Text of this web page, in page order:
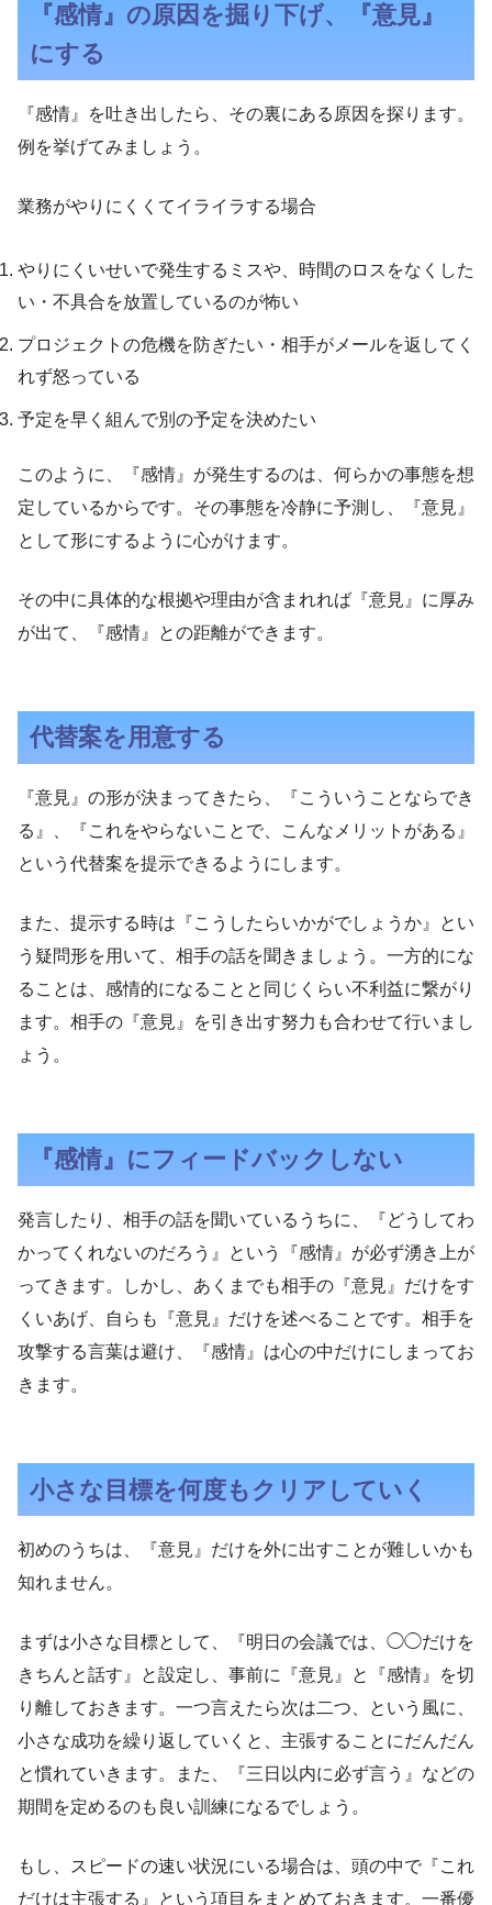
『感情』の原因を掘り下げ、『意見』
にする
『感情』を吐き出したら、その裏にある原因を探ります。
例を挙げてみましょう。
業務がやりにくくてイライラする場合
やりにくいせいで発生するミスや、時間のロスをなくした
い・不具合を放置しているのが怖い
プロジェクトの危機を防ぎたい・相手がメールを返してく
れず怒っている
予定を早く組んで別の予定を決めたい
このように、『感情』が発生するのは、何らかの事態を想
定しているからです。その事態を冷静に予測し、『意見』
として形にするように心がけます。
その中に具体的な根拠や理由が含まれれば『意見』に厚み
が出て、『感情』との距離ができます。
代替案を用意する
『意見』の形が決まってきたら、『こういうことならでき
る』、『これをやらないことで、こんなメリットがある』
という代替案を提示できるようにします。
また、提示する時は『こうしたらいかがでしょうか』とい
う疑問形を用いて、相手の話を聞きましょう。一方的にな
ることは、感情的になることと同じくらい不利益に繋がり
ます。相手の『意見』を引き出す努力も合わせて行いまし
ょう。
『感情』にフィードバックしない
発言したり、相手の話を聞いているうちに、『どうしてわ
かってくれないのだろう』という『感情』が必ず湧き上が
ってきます。しかし、あくまでも相手の『意見』だけをす
くいあげ、自らも『意見』だけを述べることです。相手を
攻撃する言葉は避け、『感情』は心の中だけにしまってお
きます。
小さな目標を何度もクリアしていく
初めのうちは、『意見』だけを外に出すことが難しいかも
知れません。
まずは小さな目標として、『明日の会議では、◯◯だけを
きちんと話す』と設定し、事前に『意見』と『感情』を切
り離しておきます。一つ言えたら次は二つ、という風に、
小さな成功を繰り返していくと、主張することにだんだん
と慣れていきます。また、『三日以内に必ず言う』などの
期間を定めるのも良い訓練になるでしょう。
もし、スピードの速い状況にいる場合は、頭の中で『これ
だけは主張する』という項目をまとめておきます。一番優